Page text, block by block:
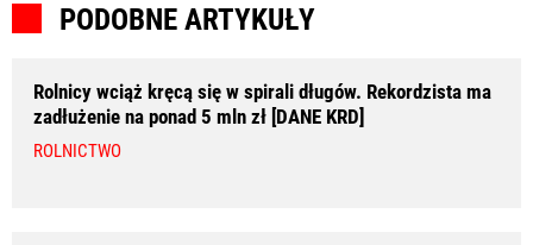
PODOBNE ARTYKUŁY
Rolnicy wciąż kręcą się w spirali długów. Rekordzista ma
zadłużenie na ponad 5 mln zł [DANE KRD]
ROLNICTWO